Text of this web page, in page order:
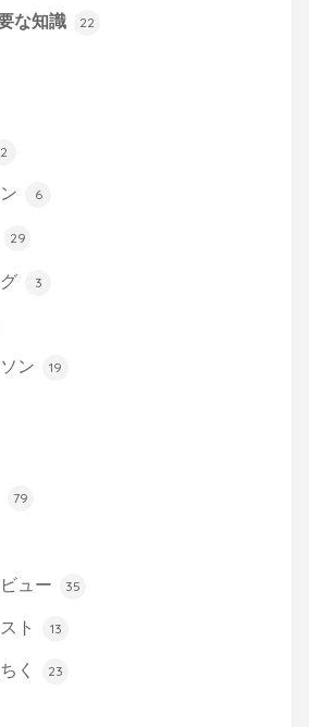
な知識 22
2
6
29
3
ン 19
79
ュー 35
ト 13
く 23